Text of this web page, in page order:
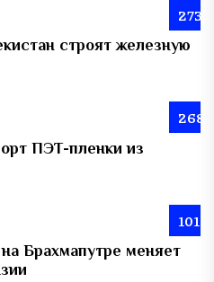
273
строят железную
268
ПЭТ-пленки из
101
Брахмапутре меняет